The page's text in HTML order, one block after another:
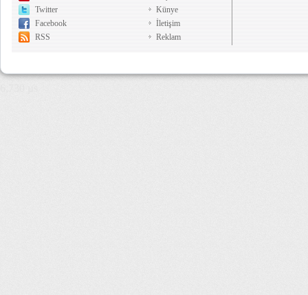
Twitter
Facebook
RSS
Künye
İletişim
Reklam